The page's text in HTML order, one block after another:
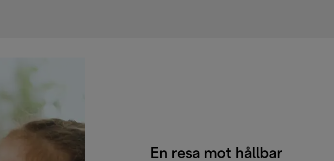
En resa mot hållbar